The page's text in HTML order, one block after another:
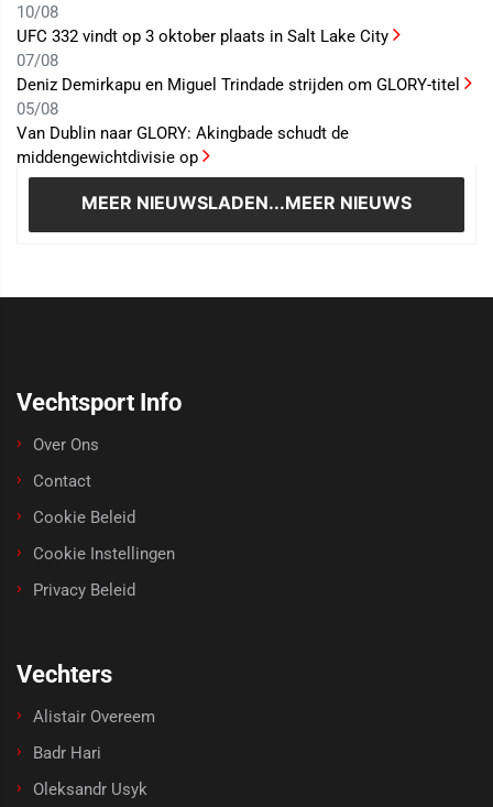
10/08
UFC 332 vindt op 3 oktober plaats in Salt Lake City
07/08
Deniz Demirkapu en Miguel Trindade strijden om GLORY-titel
05/08
Van Dublin naar GLORY: Akingbade schudt de
middengewichtdivisie op
MEER NIEUWSLADEN...MEER NIEUWS
Vechtsport Info
Over Ons
Contact
Cookie Beleid
Cookie Instellingen
Privacy Beleid
Vechters
Alistair Overeem
Badr Hari
Oleksandr Usyk